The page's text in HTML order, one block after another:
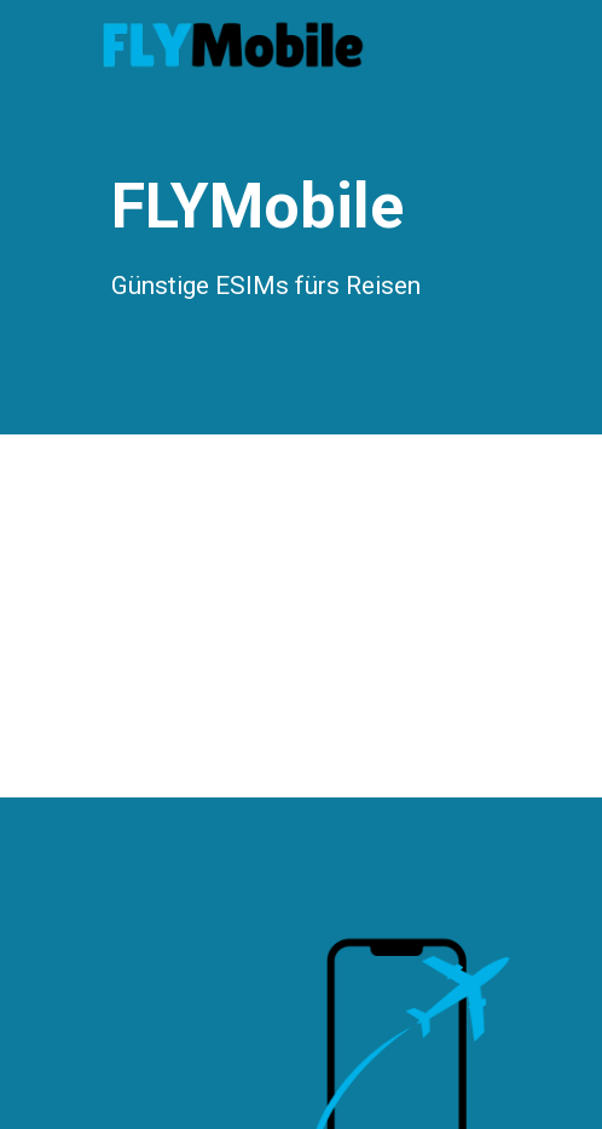
FLYMobile
Günstige ESIMs fürs Reisen